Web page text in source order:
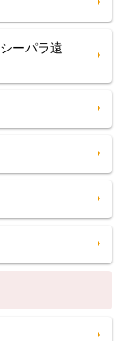
ーパラ遠